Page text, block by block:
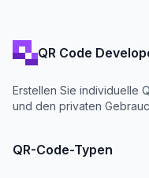
QR Code
Erstellen Sie individuelle
und den privaten
QR-Code-Typen